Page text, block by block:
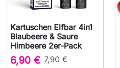
Kartuschen Elfbar 4in1
Blaubeere & Saure
Himbeere 2er-Pack
6,90 € 7,90 €